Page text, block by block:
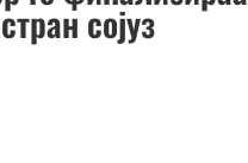
сојуз